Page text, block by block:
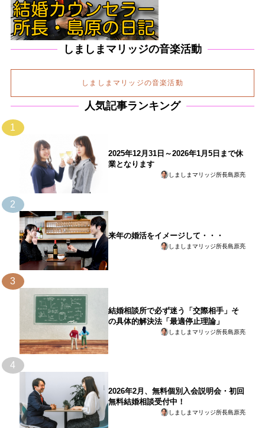
しましまマリッジの音楽活動
しましまマリッジの音楽活動
人気記事ランキング
1
2025年12月31日～2026年1月5日まで休
業となります
しましまマリッジ所長島原亮
2
来年の婚活をイメージして・・・
しましまマリッジ所長島原亮
3
結婚相談所で必ず迷う「交際相手」そ
の具体的解決法「最適停止理論」
しましまマリッジ所長島原亮
4
2026年2月、無料個別入会説明会・初回
無料結婚相談受付中！
しましまマリッジ所長島原亮